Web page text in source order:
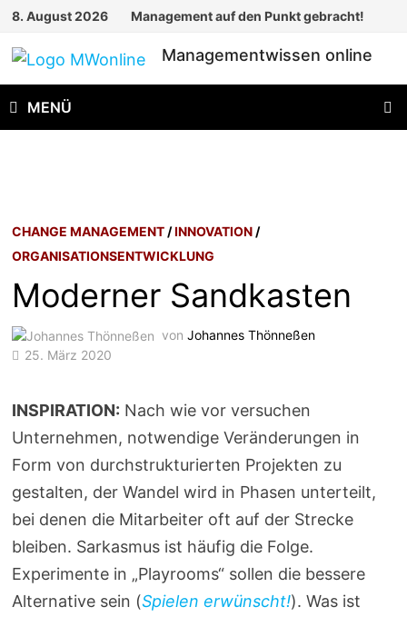
Zum
springen
8. August 2026 Management auf den Punkt gebracht!
Managementwissen online
MENÜ
CHANGE MANAGEMENT /INNOVATION /
ORGANISATIONSENTWICKLUNG
Moderner Sandkasten
vonJohannes Thönneßen
25. März 2020
INSPIRATION: Nach wie vor versuchen
Unternehmen, notwendige Veränderungen in
Form von durchstrukturierten Projekten zu
gestalten, der Wandel wird in Phasen unterteilt,
bei denen die Mitarbeiter oft auf der Strecke
bleiben. Sarkasmus ist häufig die Folge.
Experimente in „Playrooms“ sollen die bessere
Alternative sein (Spielen erwünscht!). Was ist